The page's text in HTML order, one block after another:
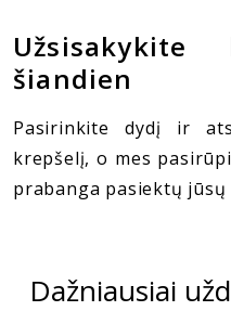
šiandien
Pasirinkite dydį ir
krepšelį, o mes
prabanga pasiektų
Dažniausiai